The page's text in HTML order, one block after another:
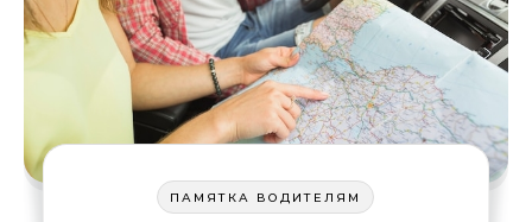
ПАМЯТКА ВОДИТЕЛЯМ